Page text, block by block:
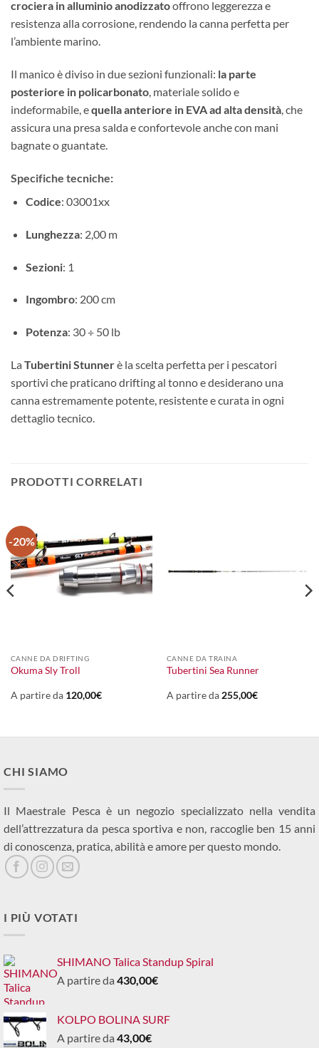
crociera in alluminio anodizzatooffrono leggerezza e
resistenza alla corrosione, rendendo la canna perfetta per
l’ambiente marino.
Il manico è diviso in due sezioni funzionali: la parte
posteriore in policarbonato, materiale solido e
indeformabile, equella anteriore in EVA ad alta densità, che
assicura una presa salda e confortevole anche con mani
bagnate o guantate.
Specifiche tecniche:
Codice: 03001xx
Lunghezza: 2,00 m
Sezioni: 1
Ingombro: 200 cm
Potenza: 30 ÷ 50 lb
La Tubertini Stunnerè la scelta perfetta per i pescatori
sportivi che praticano drifting al tonno e desiderano una
canna estremamente potente, resistente e curata in ogni
dettaglio tecnico.
PRODOTTI CORRELATI
-20%
CANNE DA DRIFTING
Okuma Sly Troll
A partire da 120,00€
CANNE DA TRAINA
Tubertini Sea Runner
A partire da 255,00€
CHI SIAMO
Il Maestrale Pesca è un negozio specializzato nella vendita
dell’attrezzatura da pesca sportiva e non, raccoglie ben 15 anni
di conoscenza, pratica, abilità e amore per questo mondo.
I PIÙ VOTATI
SHIMANO Talica Standup Spiral
A partire da 430,00€
KOLPO BOLINA SURF
A partire da 43,00€